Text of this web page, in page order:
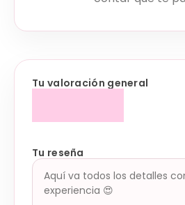
Tu valoración general
Tu reseña